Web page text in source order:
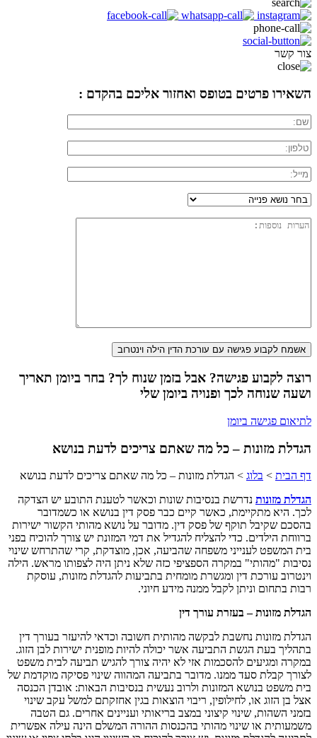
צור קשר
השאירו פרטים בטופס ואחזור אליכם בהקדם :
רוצה לקבוע פגישה? אבל בזמן שנוח לך? בחר ביומן תאריך
ושעה שנוחה לכך ופנויה ביומן שלי
לתיאום פגישה ביומן
הגדלת מזונות – כל מה שאתם צריכים לדעת בנושא
דף הבית > בלוג > הגדלת מזונות – כל מה שאתם צריכים לדעת בנושא
הגדלת מזונות נדרשת בנסיבות שונות וכאשר לטענת התובע יש הצדקה
לכך. היא מתקיימת, כאשר קיים כבר פסק דין בנושא או כשמדובר
בהסכם שקיבל תוקף של פסק דין. מדובר על נושא מהותי הקשור ישירות
ברווחת הילדים. כדי להצליח להגדיל את דמי המזונת יש צורך להוכיח בפני
בית המשפט לענייני משפחה שהביעה, אכן, מוצדקת, קרי שהתרחש שינוי
נסיבות "מהותי" במקרה הספציפי כזה שלא ניתן היה לצפותו מראש. הילה
וינטרוב עורכת דין ומגשרת מומחית בתביעות להגדלת מזונות, עוסקת
רבות בתחום וניתן לקבל ממנה מידע חיוני.
הגדלת מזונות – בעזרת עורך דין
הגדלת מזונות נחשבת לבקשה מהותית חשובה וכדאי להיעזר בעורך דין
בתהליך בעת הגשת התביעה אשר יכולה להיות מופנית ישירות לבן הזוג.
במקרה ומגיעים להסכמות אזי לא יהיה צורך להגיש תביעה לבית משפט
לצורך קבלת סעד ממנו. מדובר בתביעה המהווה שינוי פסיקה מוקדמת של
בית משפט בנושא המזונות ולרוב נעשית בנסיבות הבאות: אובדן הכנסה
אצל בן הזוג או, לחילופין, ריבוי הוצאות בגין אחזקתם למשל עקב שינוי
בזמני השהות, שינוי קיצוני במצב בריאותי ועניינים אחרים. גם הטבה
משמעותית או שינוי מהותי בהכנסות ההורה המשלם הינה עילה אפשרית